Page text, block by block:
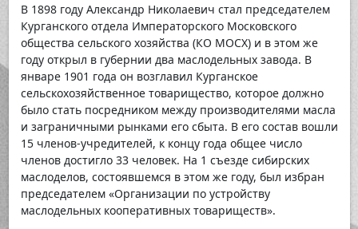
В 1898 году Александр Николаевич стал председателем
Курганского отдела Императорского Московского
общества сельского хозяйства (КО МОСХ) и в этом же
году открыл в губернии два маслодельных завода. В
январе 1901 года он возглавил Курганское
сельскохозяйственное товарищество, которое должно
было стать посредником между производителями масла
и заграничными рынками его сбыта. В его состав вошли
15 членов-учредителей, к концу года общее число
членов достигло 33 человек. На 1 съезде сибирских
маслоделов, состоявшемся в этом же году, был избран
председателем «Организации по устройству
маслодельных кооперативных товариществ».